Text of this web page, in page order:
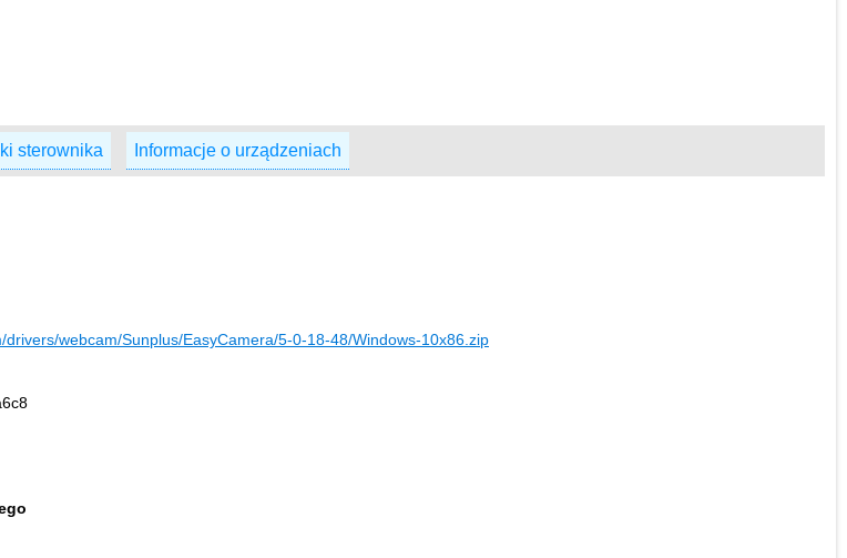
sterownika Informacje o urządzeniach
webcam/Sunplus/EasyCamera/5-0-18-48/Windows-10x86.zip